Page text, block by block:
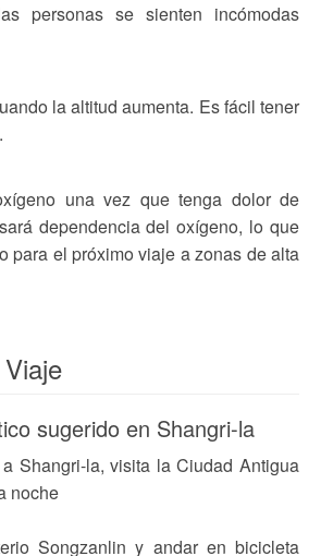
personas se sienten incómodas
la altitud aumenta. Es fácil tener
una vez que tenga dolor de
dependencia del oxígeno, lo que
para el próximo viaje a zonas de alta
sugerido en Shangri-la
Shangri-la, visita la Ciudad Antigua
noche
Songzanlin y andar en bicicleta